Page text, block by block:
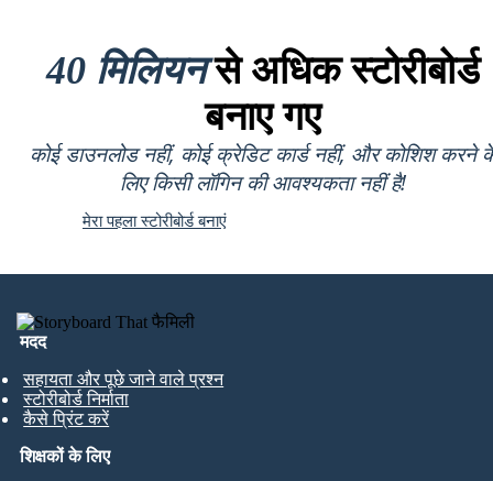
40 मिलियनसे अधिक स्टोरीबोर्ड
बनाए गए
कोई डाउनलोड नहीं, कोई क्रेडिट कार्ड नहीं, और कोशिश करने
लिए किसी लॉगिन की आवश्यकता नहीं है!
मेरा पहला स्टोरीबोर्ड बनाएं
मदद
सहायता और पूछे जाने वाले प्रश्न
स्टोरीबोर्ड निर्माता
कैसे प्रिंट करें
शिक्षकों के लिए